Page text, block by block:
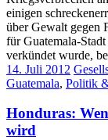
einigen
über Gewalt gegen
für Guatemala-
verkündet wurde,
14. Juli 2012
Guatemala, Politik
Honduras:
wird